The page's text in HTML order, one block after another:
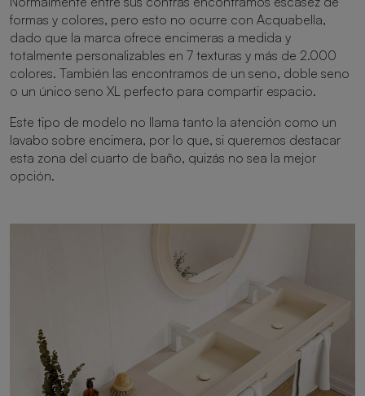
formas y colores, pero esto no ocurre con Acquabella,
dado que la marca ofrece encimeras a medida y
totalmente personalizables en 7 texturas y más de 2.000
colores. También las encontramos de un seno, doble seno
o un único seno XL perfecto para compartir espacio.
Este tipo de modelo no llama tanto la atención como un
lavabo sobre encimera, por lo que, si queremos destacar
esta zona del cuarto de baño, quizás no sea la mejor
opción.